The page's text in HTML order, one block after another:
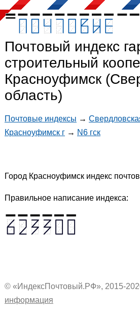
Почтовый индекс
строительный
Красноуфимск
область)
Почтовые индексы →
Красноуфимск г → N6 гск
Город Красноуфимск индекс
Правильное написание индекса:
© «ИндексПочтовый.РФ», 2015-
информация